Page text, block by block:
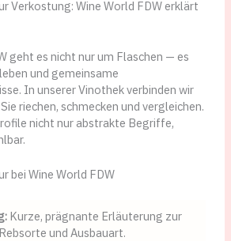
Verkostung: Wine World FDW erklärt
geht es nicht nur um Flaschen — es
und gemeinsame
In unserer Vinothek verbinden wir
riechen, schmecken und vergleichen.
nicht nur abstrakte Begriffe,
bei Wine World FDW
Kurze, prägnante Erläuterung zur
und Ausbauart.